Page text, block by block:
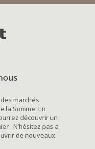
marchés
la Somme. En
découvrir un
. N’hésitez pas a
de nouveaux